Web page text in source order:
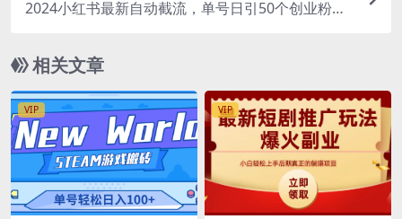
2024小红书最新自动截流，单号日引50个创业粉，
相关文章
VIP VIP